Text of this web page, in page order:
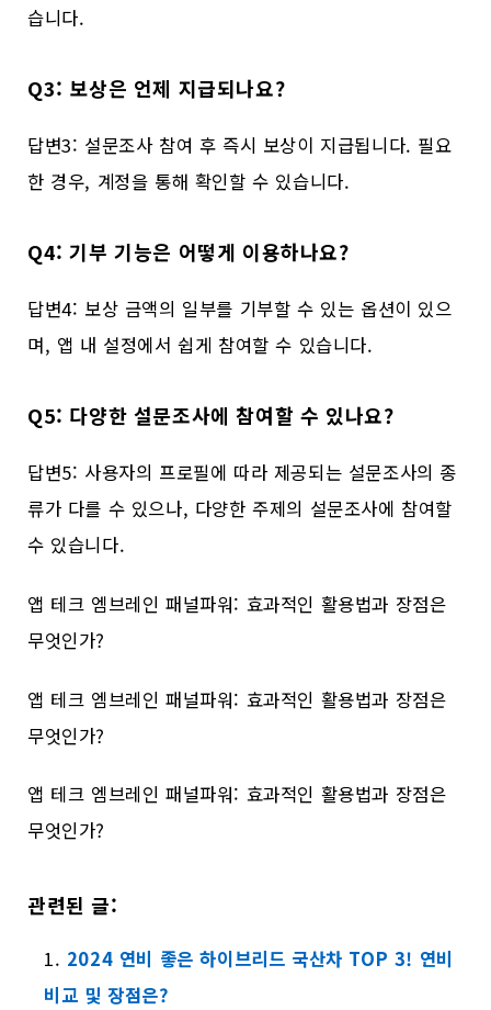
습니다.
Q3: 보상은 언제 지급되나요?
답변3: 설문조사 참여 후 즉시 보상이 지급됩니다. 필요
한 경우, 계정을 통해 확인할 수 있습니다.
Q4: 기부 기능은 어떻게 이용하나요?
답변4: 보상 금액의 일부를 기부할 수 있는 옵션이 있으
며, 앱 내 설정에서 쉽게 참여할 수 있습니다.
Q5: 다양한 설문조사에 참여할 수 있나요?
답변5: 사용자의 프로필에 따라 제공되는 설문조사의 종
류가 다를 수 있으나, 다양한 주제의 설문조사에 참여할
수 있습니다.
앱 테크 엠브레인 패널파워: 효과적인 활용법과 장점은
무엇인가?
앱 테크 엠브레인 패널파워: 효과적인 활용법과 장점은
무엇인가?
앱 테크 엠브레인 패널파워: 효과적인 활용법과 장점은
무엇인가?
관련된 글:
2024 연비 좋은 하이브리드 국산차 TOP 3! 연비
비교 및 장점은?